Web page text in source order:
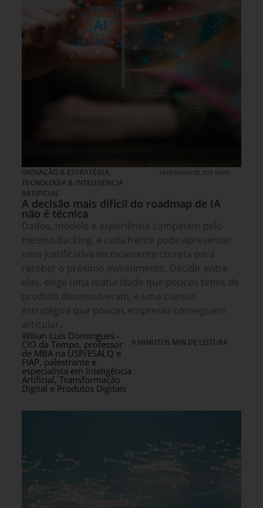
INOVAÇÃO & ESTRATÉGIA,
TECNOLOGIA & INTELIGENCIA
ARTIFICIAL
24 DE JUNHO DE 2026 15H00
A decisão mais difícil do roadmap de IA
não é técnica
Dados, modelo e experiência competem pelo
mesmo backlog, e cada frente pode apresentar
uma justificativa tecnicamente correta para
receber o próximo investimento. Decidir entre
elas, exige uma maturidade que poucos times de
produto desenvolveram, e uma clareza
estratégica que poucas empresas conseguem
articular.
Wilian Luis Domingues -
CIO da Tempo, professor
de MBA na USP/ESALQ e
FIAP, palestrante e
especialista em Inteligência
Artificial, Transformação
Digital e Produtos Digitais
9 MINUTOS MIN DE LEITURA